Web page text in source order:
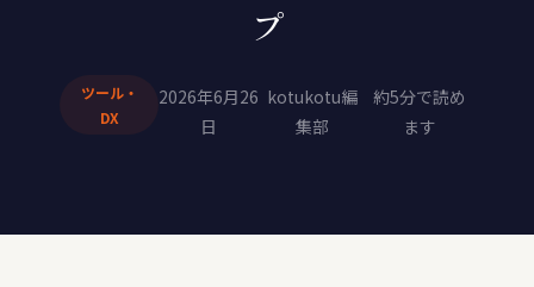
プ
ツール・
DX
2026年6月26
日
kotukotu編
集部
約5分で読め
ます